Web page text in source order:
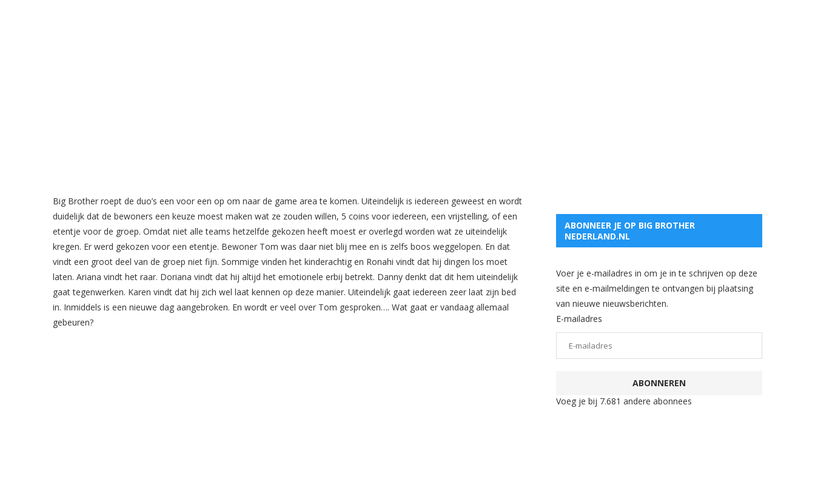
Big Brother roept de duo’s een voor een op om naar de game area te komen. Uiteindelijk is iedereen geweest en wordt
duidelijk dat de bewoners een keuze moest maken wat ze zouden willen, 5 coins voor iedereen, een vrijstelling, of een
etentje voor de groep. Omdat niet alle teams hetzelfde gekozen heeft moest er overlegd worden wat ze uiteindelijk
kregen. Er werd gekozen voor een etentje. Bewoner Tom was daar niet blij mee en is zelfs boos weggelopen. En dat
vindt een groot deel van de groep niet fijn. Sommige vinden het kinderachtig en Ronahi vindt dat hij dingen los moet
laten. Ariana vindt het raar. Doriana vindt dat hij altijd het emotionele erbij betrekt. Danny denkt dat dit hem uiteindelijk
gaat tegenwerken. Karen vindt dat hij zich wel laat kennen op deze manier. Uiteindelijk gaat iedereen zeer laat zijn bed
in. Inmiddels is een nieuwe dag aangebroken. En wordt er veel over Tom gesproken…. Wat gaat er vandaag allemaal
gebeuren?
ABONNEER JE OP BIG BROTHER
NEDERLAND.NL
Voer je e-mailadres in om je in te schrijven op deze
site en e-mailmeldingen te ontvangen bij plaatsing
van nieuwe nieuwsberichten.
E-mailadres
ABONNEREN
Voeg je bij 7.681 andere abonnees